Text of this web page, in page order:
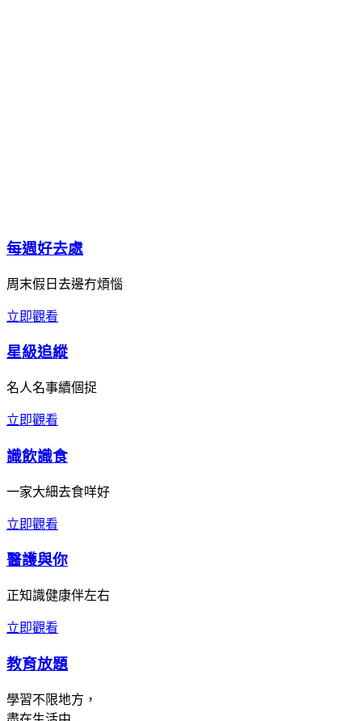
每週好去處
周末假日去邊冇煩惱
立即觀看
星級追縱
名人名事續個捉
立即觀看
識飲識食
一家大細去食咩好
立即觀看
醫護與你
正知識健康伴左右
立即觀看
教育放題
學習不限地方，